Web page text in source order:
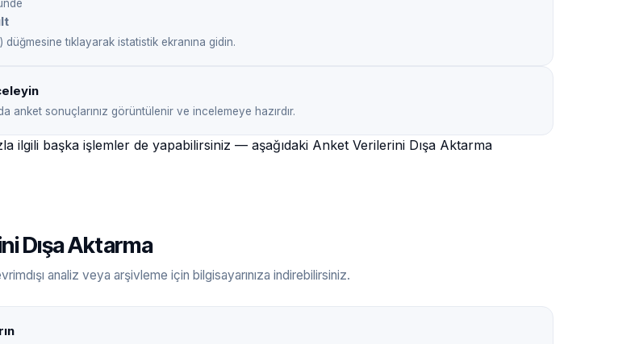
düğmesine tıklayarak istatistik ekranına gidin.
anket sonuçlarınız görüntülenir ve incelemeye hazırdır.
ilgili başka işlemler de yapabilirsiniz — aşağıdaki Anket Verilerini Dışa Aktarma
Dışa Aktarma
analiz veya arşivleme için bilgisayarınıza indirebilirsiniz.